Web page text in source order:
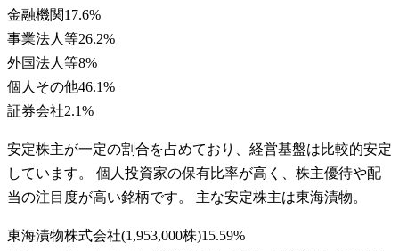
金融機関17.6%
事業法人等26.2%
外国法人等8%
個人その他46.1%
証券会社2.1%
安定株主が一定の割合を占めており、経営基盤は比較的安定
しています。 個人投資家の保有比率が高く、株主優待や配
当の注目度が高い銘柄です。 主な安定株主は東海漬物。
東海漬物株式会社(1,953,000株)15.59%